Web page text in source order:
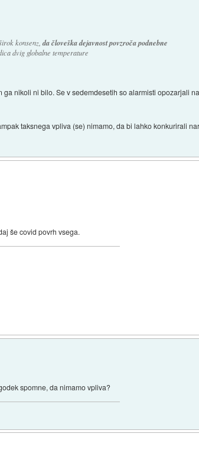
konsenz,da človeška dejavnost povzroča podnebne
dvig globalne temperature
nikoli ni bilo. Se v sedemdesetih so alarmisti opozarjali
taksnega vpliva (se) nimamo, da bi lahko konkurirali
še covid povrh vsega.
spomne, da nimamo vpliva?